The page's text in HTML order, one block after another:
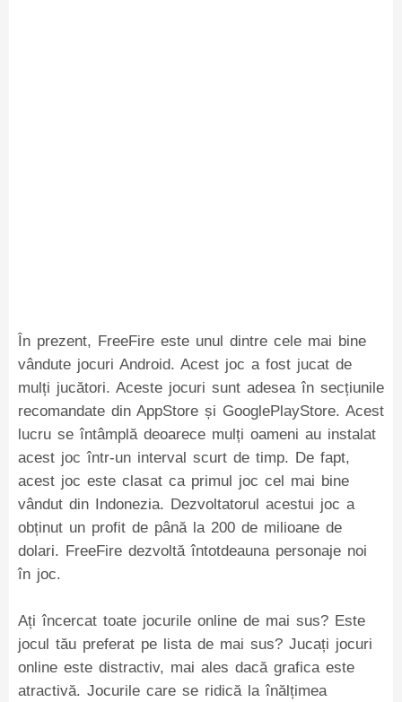
În prezent, FreeFire este unul dintre cele mai bine
vândute jocuri Android. Acest joc a fost jucat de
mulți jucători. Aceste jocuri sunt adesea în secțiunile
recomandate din AppStore și GooglePlayStore. Acest
lucru se întâmplă deoarece mulți oameni au instalat
acest joc într-un interval scurt de timp. De fapt,
acest joc este clasat ca primul joc cel mai bine
vândut din Indonezia. Dezvoltatorul acestui joc a
obținut un profit de până la 200 de milioane de
dolari. FreeFire dezvoltă întotdeauna personaje noi
în joc.
Ați încercat toate jocurile online de mai sus? Este
jocul tău preferat pe lista de mai sus? Jucați jocuri
online este distractiv, mai ales dacă grafica este
atractivă. Jocurile care se ridică la înălțimea